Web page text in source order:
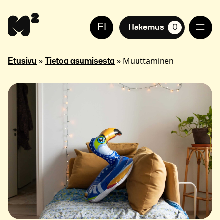
sisältöön
sivuston
käyttöön
FI Hakemus
suosikkiasuntoja,
0
Etusivu » Tietoa asumisesta » Muuttaminen